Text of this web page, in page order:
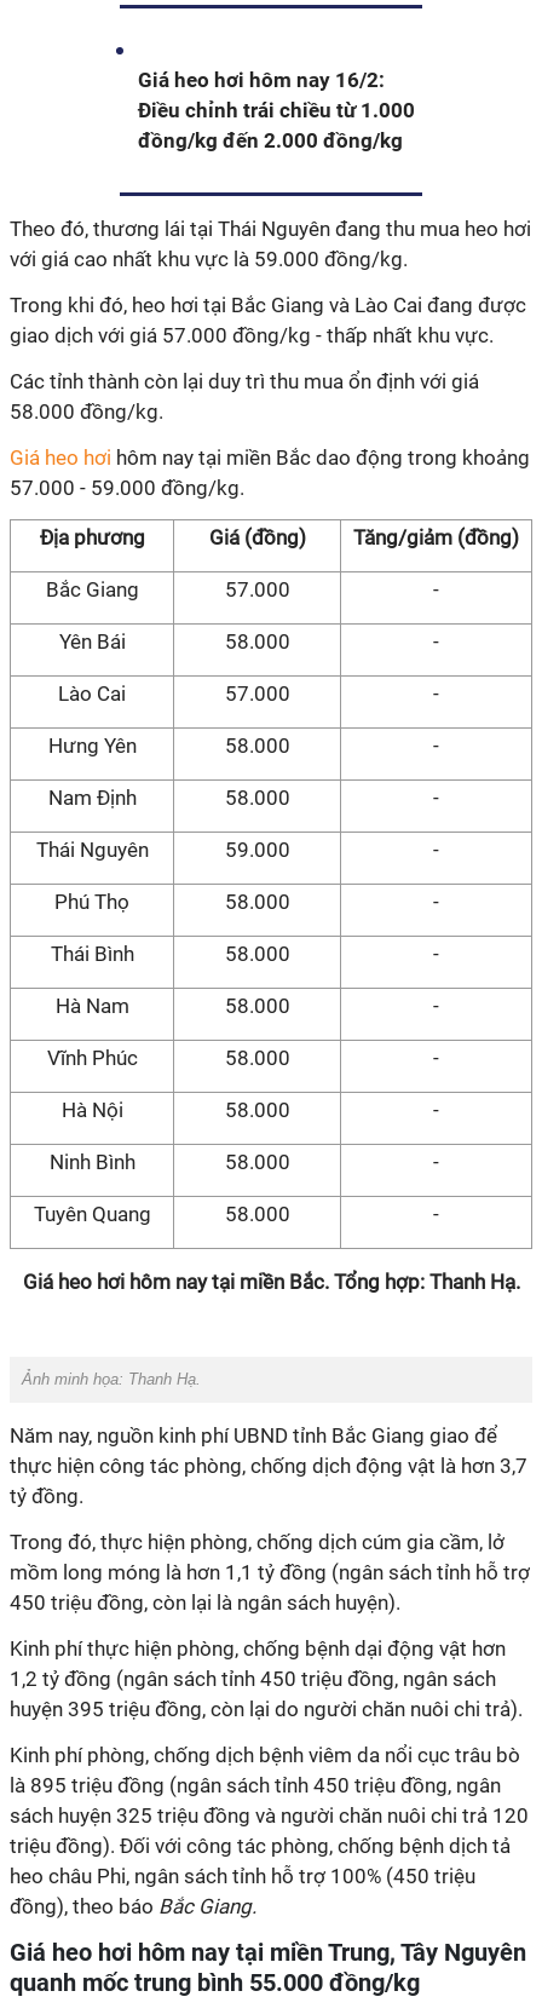
Giá heo hơi hôm nay 16/2:
Điều chỉnh trái chiều từ 1.000
đồng/kg đến 2.000 đồng/kg
Theo đó, thương lái tại Thái Nguyên đang thu mua heo hơi
với giá cao nhất khu vực là 59.000 đồng/kg.
Trong khi đó, heo hơi tại Bắc Giang và Lào Cai đang được
giao dịch với giá 57.000 đồng/kg - thấp nhất khu vực.
Các tỉnh thành còn lại duy trì thu mua ổn định với giá
58.000 đồng/kg.
Giá heo hơi hôm nay tại miền Bắc dao động trong khoảng
57.000 - 59.000 đồng/kg.
Địa phương Giá (đồng) Tăng/giảm (đồng)
Bắc Giang 57.000 -
Yên Bái 58.000 -
Lào Cai 57.000 -
Hưng Yên 58.000 -
Nam Định 58.000 -
Thái Nguyên 59.000 -
Phú Thọ 58.000 -
Thái Bình 58.000 -
Hà Nam 58.000 -
Vĩnh Phúc 58.000 -
Hà Nội 58.000 -
Ninh Bình 58.000 -
Tuyên Quang 58.000 -
Giá heo hơi hôm nay tại miền Bắc. Tổng hợp: Thanh Hạ.
Ảnh minh họa: Thanh Hạ.
Năm nay, nguồn kinh phí UBND tỉnh Bắc Giang giao để
thực hiện công tác phòng, chống dịch động vật là hơn 3,7
tỷ đồng.
Trong đó, thực hiện phòng, chống dịch cúm gia cầm, lở
mồm long móng là hơn 1,1 tỷ đồng (ngân sách tỉnh hỗ trợ
450 triệu đồng, còn lại là ngân sách huyện).
Kinh phí thực hiện phòng, chống bệnh dại động vật hơn
1,2 tỷ đồng (ngân sách tỉnh 450 triệu đồng, ngân sách
huyện 395 triệu đồng, còn lại do người chăn nuôi chi trả).
Kinh phí phòng, chống dịch bệnh viêm da nổi cục trâu bò
là 895 triệu đồng (ngân sách tỉnh 450 triệu đồng, ngân
sách huyện 325 triệu đồng và người chăn nuôi chi trả 120
triệu đồng). Đối với công tác phòng, chống bệnh dịch tả
heo châu Phi, ngân sách tỉnh hỗ trợ 100% (450 triệu
đồng), theo báo Bắc Giang.
Giá heo hơi hôm nay tại miền Trung, Tây Nguyên
quanh mốc trung bình 55.000 đồng/kg